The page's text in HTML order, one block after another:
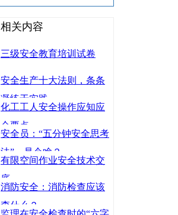
相关内容
三级安全教育培训试卷
安全生产十大法则，条条
凝练于实践
化工工人安全操作应知应
会要点
安全员：“五分钟安全思考
法”，是个啥？
有限空间作业安全技术交
底
消防安全：消防检查应该
查什么？